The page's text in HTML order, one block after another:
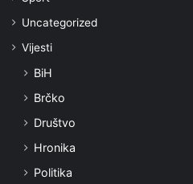
Uncategorized
Vijesti
BiH
Brčko
Društvo
Hronika
Politika